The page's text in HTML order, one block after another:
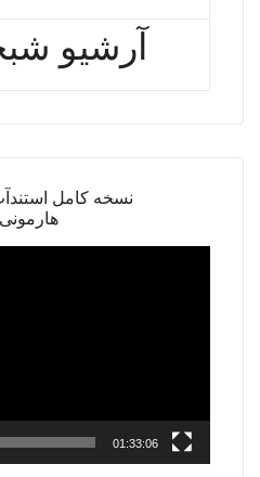
آرشیو
نسخه کامل
01:33:06